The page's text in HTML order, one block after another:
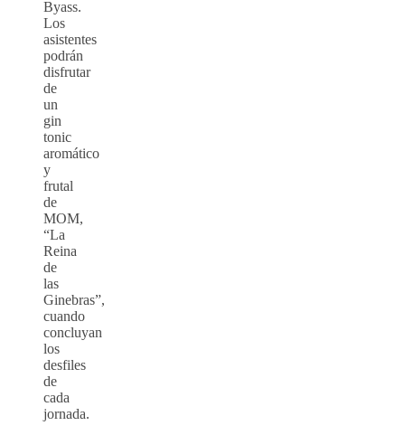
Byass.
Los
asistentes
podrán
disfrutar
de
un
gin
tonic
aromático
y
frutal
de
MOM,
“La
Reina
de
las
Ginebras”,
cuando
concluyan
los
desfiles
de
cada
jornada.